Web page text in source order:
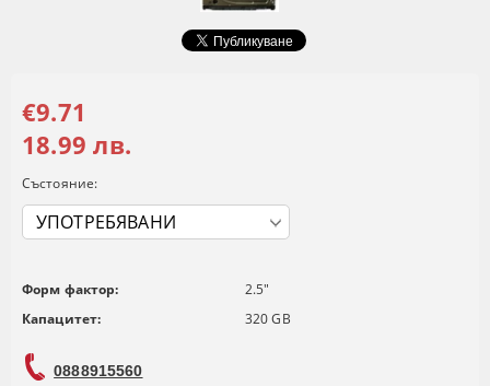
€9.71
18.99 лв.
Състояние:
Форм фактор:
2.5"
Капацитет:
320 GB
0888915560